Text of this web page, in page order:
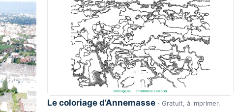
Le coloriage d’Annemasse · Gratuit, à imprimer.